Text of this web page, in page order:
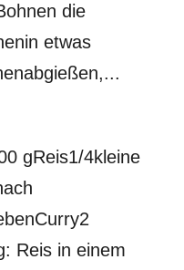
die
etwas
gReis1/4kleine
Reis in einem